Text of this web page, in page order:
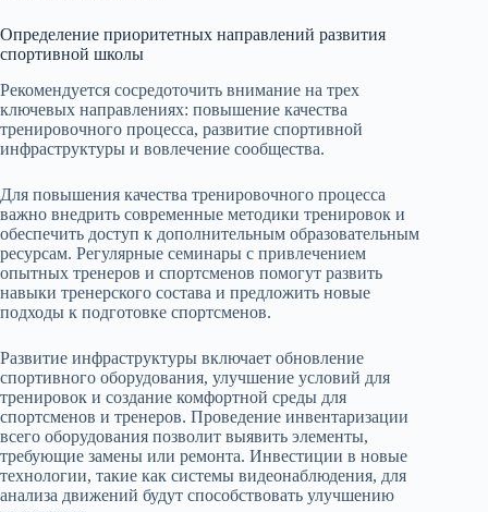
Определение приоритетных направлений развития
спортивной школы
Рекомендуется сосредоточить внимание на трех
ключевых направлениях: повышение качества
тренировочного процесса, развитие спортивной
инфраструктуры и вовлечение сообщества.
Для повышения качества тренировочного процесса
важно внедрить современные методики тренировок и
обеспечить доступ к дополнительным образовательным
ресурсам. Регулярные семинары с привлечением
опытных тренеров и спортсменов помогут развить
навыки тренерского состава и предложить новые
подходы к подготовке спортсменов.
Развитие инфраструктуры включает обновление
спортивного оборудования, улучшение условий для
тренировок и создание комфортной среды для
спортсменов и тренеров. Проведение инвентаризации
всего оборудования позволит выявить элементы,
требующие замены или ремонта. Инвестиции в новые
технологии, такие как системы видеонаблюдения, для
анализа движений будут способствовать улучшению